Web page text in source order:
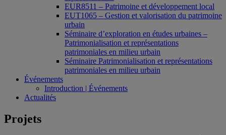
EUR8511 – Patrimoine et développement local
EUT1065 – Gestion et valorisation du patrimoine
urbain
Séminaire d’exploration en études urbaines –
Patrimonialisation et représentations
patrimoniales en milieu urbain
Séminaire Patrimonialisation et représentations
patrimoniales en milieu urbain
Événements
Introduction | Événements
Actualités
Projets